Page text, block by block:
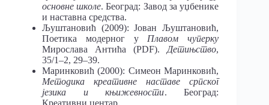
основне школе. Београд: Завод за уџбенике
и наставна средства.
Љуштановић (2009): Јован Љуштановић,
Поетика модерног у Плавом чуперку
Мирослава Антића (PDF). Детињство,
35/1‒2, 29–39.
Маринковић (2000): Симеон Маринковић,
Методика креативне наставе српског
језика и књижевности. Београд:
Креативни центар.